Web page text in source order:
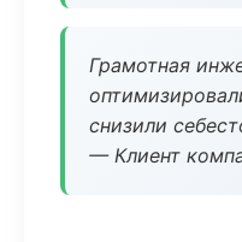
Грамотная
снизили
— Клиент